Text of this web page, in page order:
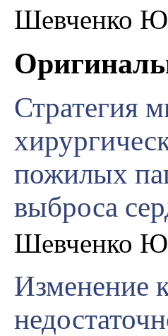
Шевченко
Стратегия
пожилых
выброса
Шевченко
Изменение